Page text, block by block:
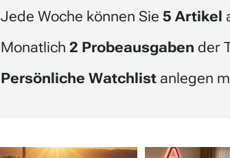
Jede Woche können Sie 5 Artikel
Monatlich 2 Probeausgaben der
Persönliche Watchlistanlegen